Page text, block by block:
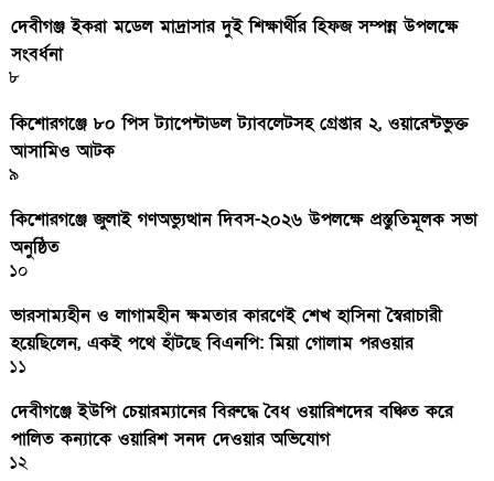
দেবীগঞ্জ ইকরা মডেল মাদ্রাসার দুই শিক্ষার্থীর হিফজ সম্পন্ন উপলক্ষে
সংবর্ধনা
৮
কিশোরগঞ্জে ৮০ পিস ট্যাপেন্টাডল ট্যাবলেটসহ গ্রেপ্তার ২, ওয়ারেন্টভুক্ত
আসামিও আটক
৯
কিশোরগঞ্জে জুলাই গণঅভ্যুত্থান দিবস-২০২৬ উপলক্ষে প্রস্তুতিমূলক সভা
অনুষ্ঠিত
১০
ভারসাম্যহীন ও লাগামহীন ক্ষমতার কারণেই শেখ হাসিনা স্বৈরাচারী
হয়েছিলেন, একই পথে হাঁটছে বিএনপি: মিয়া গোলাম পরওয়ার
১১
দেবীগঞ্জে ইউপি চেয়ারম্যানের বিরুদ্ধে বৈধ ওয়ারিশদের বঞ্চিত করে
পালিত কন্যাকে ওয়ারিশ সনদ দেওয়ার অভিযোগ
১২